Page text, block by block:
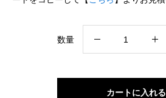
数量
カートに入れる